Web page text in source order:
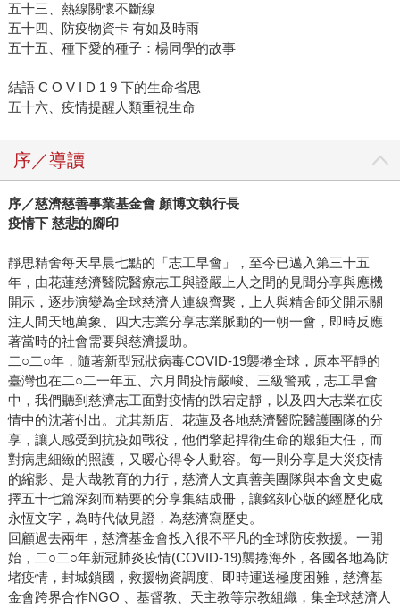
五十三、熱線關懷不斷線
五十四、防疫物資卡 有如及時雨
五十五、種下愛的種子：楊同學的故事
結語 C O V I D 1 9 下的生命省思
五十六、疫情提醒人類重視生命
序／導讀
序／慈濟慈善事業基金會 顏博文執行長
疫情下 慈悲的腳印
靜思精舍每天早晨七點的「志工早會」，至今已邁入第三十五
年，由花蓮慈濟醫院醫療志工與證嚴上人之間的見聞分享與應機
開示，逐步演變為全球慈濟人連線齊聚，上人與精舍師父開示關
注人間天地萬象、四大志業分享志業脈動的一朝一會，即時反應
著當時的社會需要與慈濟援助。
二○二○年，隨著新型冠狀病毒COVID-19襲捲全球，原本平靜的
臺灣也在二○二一年五、六月間疫情嚴峻、三級警戒，志工早會
中，我們聽到慈濟志工面對疫情的跌宕定靜，以及四大志業在疫
情中的沈著付出。尤其新店、花蓮及各地慈濟醫院醫護團隊的分
享，讓人感受到抗疫如戰役，他們擎起捍衛生命的艱鉅大任，而
對病患細緻的照護，又暖心得令人動容。每一則分享是大災疫情
的縮影、是大哉教育的力行，慈濟人文真善美團隊與本會文史處
擇五十七篇深刻而精要的分享集結成冊，讓銘刻心版的經歷化成
永恆文字，為時代做見證，為慈濟寫歷史。
回顧過去兩年，慈濟基金會投入很不平凡的全球防疫救援。一開
始，二○二○年新冠肺炎疫情(COVID-19)襲捲海外，各國各地為防
堵疫情，封城鎖國，救援物資調度、即時運送極度困難，慈濟基
金會跨界合作NGO 、基督教、天主教等宗教組織，集全球慈濟人